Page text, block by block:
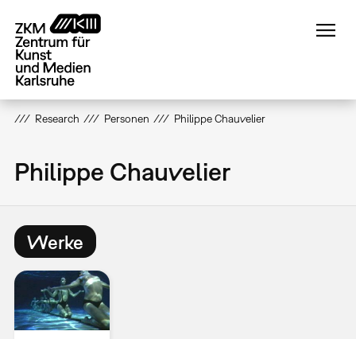
zum
Inhalt
Research Personen Philippe Chauvelier
Philippe Chauvelier
Werke